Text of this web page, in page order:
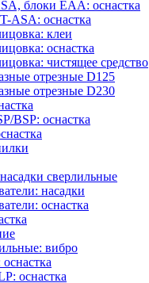
блоки EAA: оснастка
ASA: оснастка
клеи
оснастка
чистящее средство
отрезные D125
отрезные D230
BSP: оснастка
сверлильные
насадки
оснастка
вибро
оснастка